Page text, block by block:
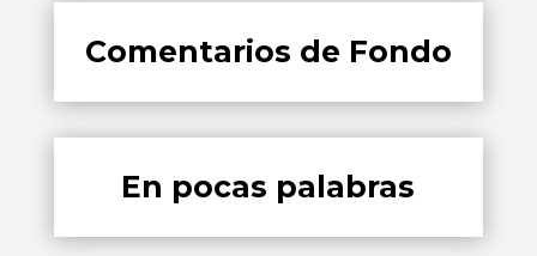
Comentarios de Fondo
En pocas palabras